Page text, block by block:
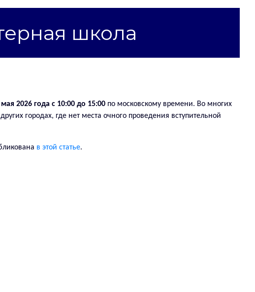
школа
мая 2026 года с 10:00 до 15:00 по московскому времени. Во многих
городах, где нет места очного проведения вступительной
в этой статье.